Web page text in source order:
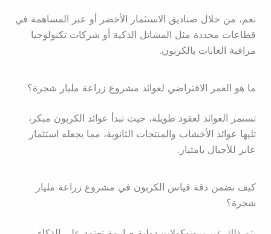
نعم، من خلال صناديق الاستثمار الأخضر أو عبر المساهمة في
قطاعات محددة مثل المشاتل الذكية أو شركات تكنولوجيا
مراقبة الغابات بالكربون.
ما هو العمر الافتراضي لعوائد مشروع زراعة مليار شجرة؟
تستمر العوائد لعقود طويلة، حيث تبدأ عوائد الكربون مبكر،
تليها عوائد الأخشاب والمنتجات الثانوية، مما يجعله استثمار
عابر للأجيال بامتياز.
كيف نضمن دقة قياس الكربون في مشروع زراعة مليار
شجرة؟